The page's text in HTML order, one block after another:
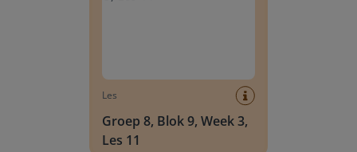
Les
Groep 8, Blok 9, Week 3,
Les 11